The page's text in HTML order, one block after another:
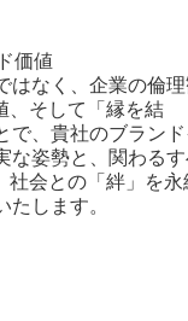
価値
なく、企業の倫
、そして「縁を結
、貴社のブラン
姿勢と、関わる
社会との「絆」を永
します。